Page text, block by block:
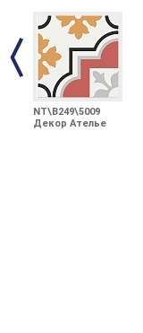
NT\B249\5009
Декор Ателье